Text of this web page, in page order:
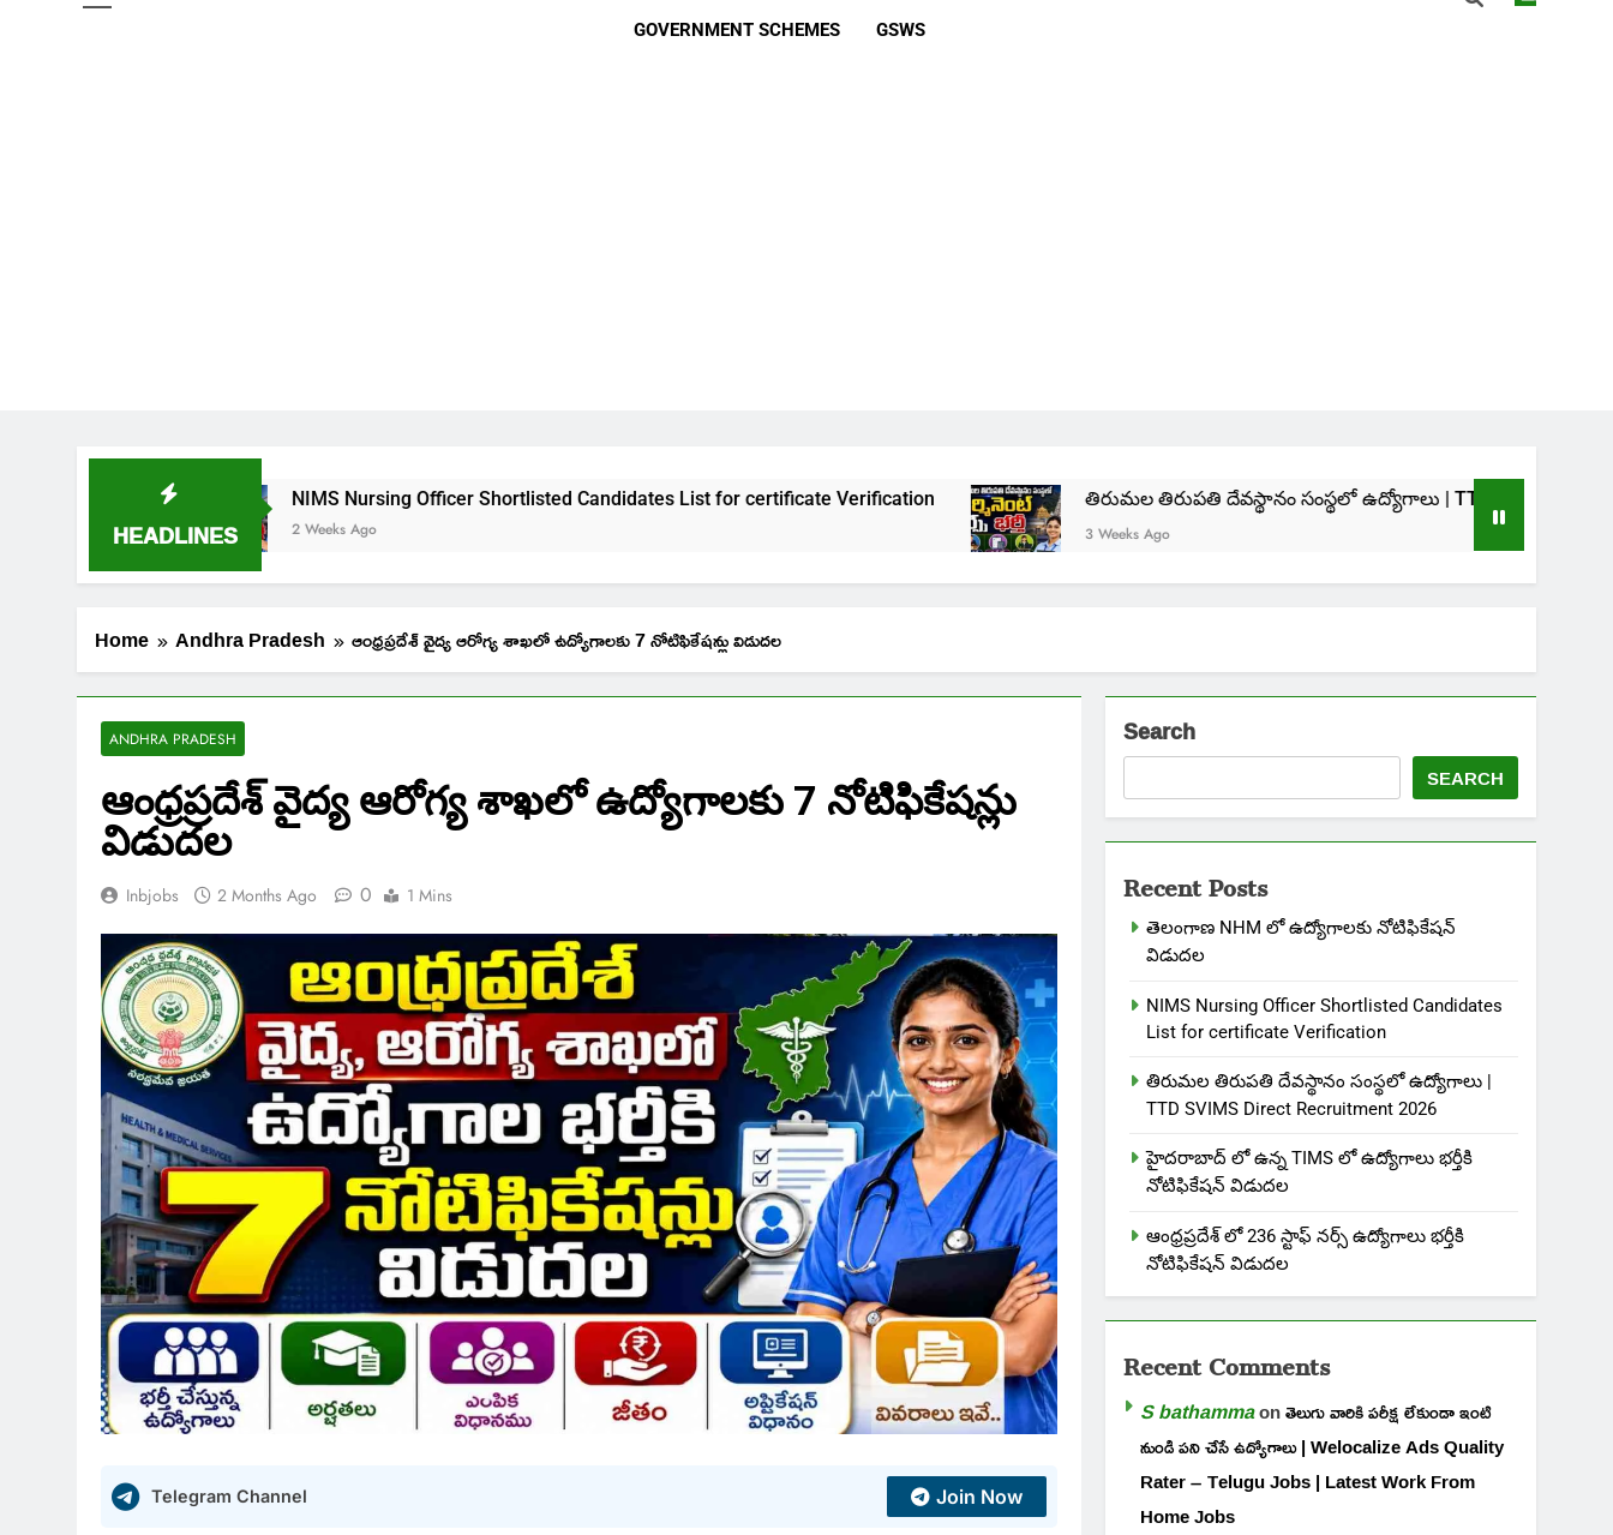
GOVERNMENT SCHEMES GSWS
HEADLINES
NIMS Nursing Officer Shortlisted Candidates List for certificate Verification
2 Weeks Ago
తిరుమల తిరుపతి దేవస్థానం సంస్థలో ఉద్యోగాలు | TTD SVIMS Direct Recruitment
3 Weeks Ago
Home Andhra Pradesh ఆంధ్రప్రదేశ్ వైద్య ఆరోగ్య శాఖలో ఉద్యోగాలకు 7 నోటిఫికేషన్లు విడుదల
ANDHRA PRADESH
ఆంధ్రప్రదేశ్ వైద్య ఆరోగ్య శాఖలో ఉద్యోగాలకు 7 నోటిఫికేషన్లు
విడుదల
Inbjobs 2 Months Ago 0 1 Mins
Telegram Channel Join Now
Search
SEARCH
Recent Posts
తెలంగాణ NHM లో ఉద్యోగాలకు నోటిఫికేషన్
విడుదల
NIMS Nursing Officer Shortlisted Candidates
List for certificate Verification
తిరుమల తిరుపతి దేవస్థానం సంస్థలో ఉద్యోగాలు |
TTD SVIMS Direct Recruitment 2026
హైదరాబాద్ లో ఉన్న TIMS లో ఉద్యోగాలు భర్తీకి
నోటిఫికేషన్ విడుదల
ఆంధ్రప్రదేశ్ లో 236 స్టాఫ్ నర్స్ ఉద్యోగాలు భర్తీకి
నోటిఫికేషన్ విడుదల
Recent Comments
S bathammaonతెలుగు వారికి పరీక్ష లేకుండా ఇంటి
నుండి పని చేసే ఉద్యోగాలు | Welocalize Ads Quality
Rater – Telugu Jobs | Latest Work From
Home Jobs